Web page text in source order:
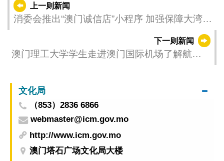
上一则新闻
消委会推出“澳门诚信店”小程序 加强保障大湾区
下一则新闻
澳门理工大学学生走进澳门国际机场了解航空
文化局
（853）2836 6866
webmaster@icm.gov.mo
http://www.icm.gov.mo
澳门塔石广场文化局大楼